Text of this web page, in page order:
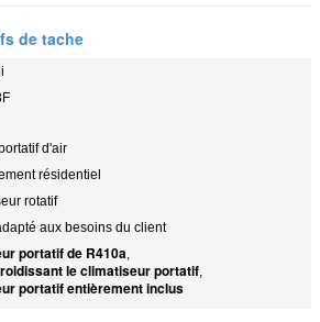
de tache
d'air
résidentiel
rotatif
aux besoins du client
portatif de R410a,
le climatiseur portatif,
portatif entièrement inclus